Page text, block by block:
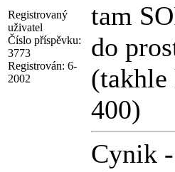
Registrovaný
uživatel
Číslo příspěvku:
3773
Registrován: 6-
2002
tam
do
(takhle
400)
Cynik